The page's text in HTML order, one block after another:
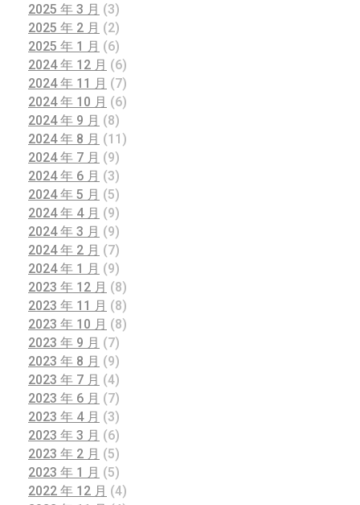
2025 年 3 月 (3)
2025 年 2 月 (2)
2025 年 1 月 (6)
2024 年 12 月 (6)
2024 年 11 月 (7)
2024 年 10 月 (6)
2024 年 9 月 (8)
2024 年 8 月 (11)
2024 年 7 月 (9)
2024 年 6 月 (3)
2024 年 5 月 (5)
2024 年 4 月 (9)
2024 年 3 月 (9)
2024 年 2 月 (7)
2024 年 1 月 (9)
2023 年 12 月 (8)
2023 年 11 月 (8)
2023 年 10 月 (8)
2023 年 9 月 (7)
2023 年 8 月 (9)
2023 年 7 月 (4)
2023 年 6 月 (7)
2023 年 4 月 (3)
2023 年 3 月 (6)
2023 年 2 月 (5)
2023 年 1 月 (5)
2022 年 12 月 (4)